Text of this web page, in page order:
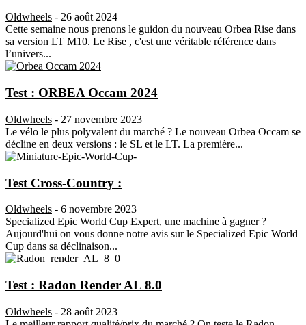
Oldwheels - 26 août 2024
Cette semaine nous prenons le guidon du nouveau Orbea Rise dans
sa version LT M10. Le Rise , c'est une véritable référence dans
l’univers...
Test : ORBEA Occam 2024
Oldwheels - 27 novembre 2023
Le vélo le plus polyvalent du marché ? Le nouveau Orbea Occam se
décline en deux versions : le SL et le LT. La première...
Test Cross-Country :
Oldwheels - 6 novembre 2023
Specialized Epic World Cup Expert, une machine à gagner ?
Aujourd'hui on vous donne notre avis sur le Specialized Epic World
Cup dans sa déclinaison...
Test : Radon Render AL 8.0
Oldwheels - 28 août 2023